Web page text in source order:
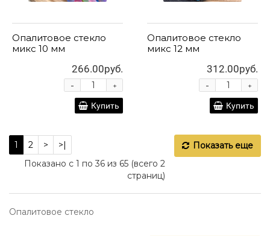
Опалитовое стекло
микс 10 мм
266.00руб.
+
-
Купить
Опалитовое стекло
микс 12 мм
312.00руб.
+
-
Купить
Показать еще
1 2 >
>|
Показано с 1 по 36 из 65 (всего 2
страниц)
Опалитовое стекло